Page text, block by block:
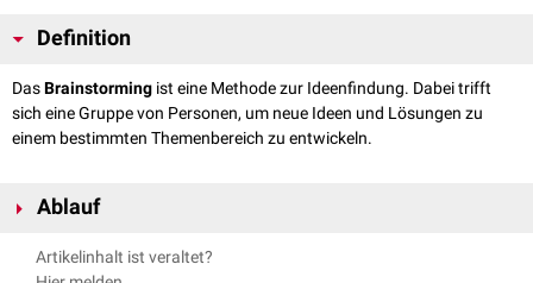
Definition
DasBrainstorming ist eine Methode zur Ideenfindung. Dabei trifft
sich eine Gruppe von Personen, um neue Ideen und Lösungen zu
einem bestimmten Themenbereich zu entwickeln.
Ablauf
Während des Brainstormings sollen alle Teilnehmer frei denken und
möglichst viele spontane Ideen entwickeln. Alle Ideen werden zunächst
Artikelinhalt ist veraltet?